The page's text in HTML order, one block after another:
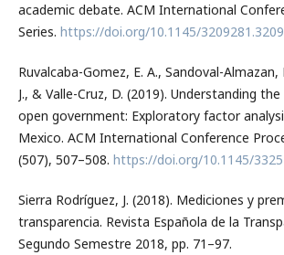
academic debate. ACM International
Series. https://doi.org/10.1145/
Ruvalcaba-Gomez, E. A., Sandoval-
J., & Valle-Cruz, D. (2019). Understanding
open government: Exploratory factor
Mexico. ACM International Conference
(507), 507–508. https://doi.org/10.1145/
Sierra Rodríguez, J. (2018). Mediciones y
transparencia. Revista Española de la
Segundo Semestre 2018, pp. 71–97.